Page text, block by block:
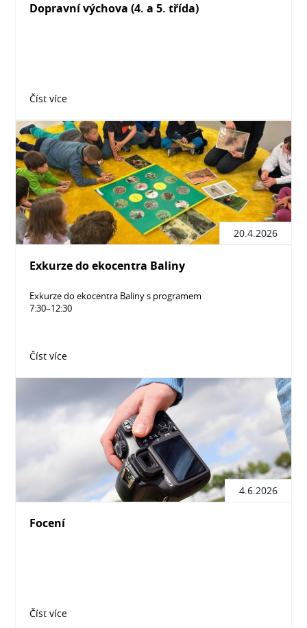
Dopravní výchova (4. a 5. třída)
Číst více
20.4.2026
Exkurze do ekocentra Baliny
Exkurze do ekocentra Baliny s programem
7:30–12:30
Číst více
4.6.2026
Focení
Číst více